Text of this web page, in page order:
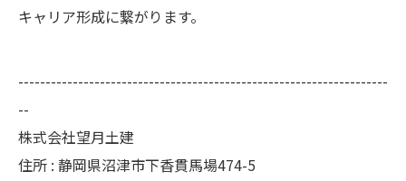
キャリア形成に繋がります。
--------------------------------------------------------------------
--
株式会社望月土建
住所 : 静岡県沼津市下香貫馬場474-5